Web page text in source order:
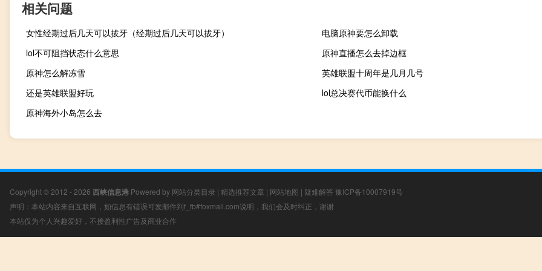
相关问题
女性经期过后几天可以拔牙（经期过后几天可以拔牙）
电脑原神要怎么卸载
lol不可阻挡状态什么意思
原神直播怎么去掉边框
原神怎么解冻雪
英雄联盟十周年是几月几号
还是英雄联盟好玩
lol总决赛代币能换什么
原神海外小岛怎么去
Copyright © 2012 - 2026 西峡信息港 Powered by 网站分类目录 | 精选推荐文章 | 网站地图 | 疑难解答 豫ICP备10007919号
声明：本站内容来自互联网，如信息有错误可发邮件到f_fb#foxmail.com说明，我们会及时纠正，谢谢
本站仅为个人兴趣爱好，不接盈利性广告及商业合作